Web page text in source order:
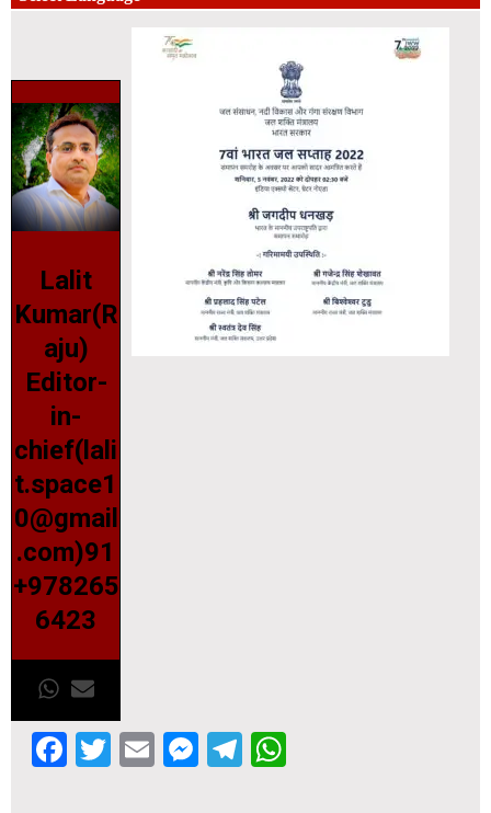
Lalit
Kumar(R
aju)
Editor-
in-
chief(lali
t.space1
0@gmail
.com)91
+978265
6423
Facebook
Twitter
EmailMessenger
Telegram